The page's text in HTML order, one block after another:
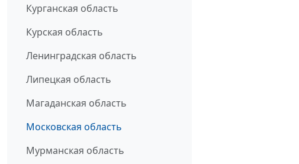
Курганская область
Курская область
Ленинградская область
Липецкая область
Магаданская область
Московская область
Мурманская область